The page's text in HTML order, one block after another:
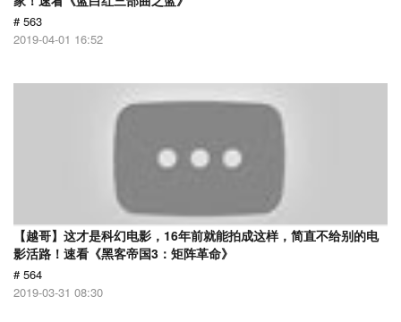
# 563
2019-04-01 16:52
【越哥】这才是科幻电影，16年前就能拍成这样，简直不给别的电
影活路！速看《黑客帝国3：矩阵革命》
# 564
2019-03-31 08:30